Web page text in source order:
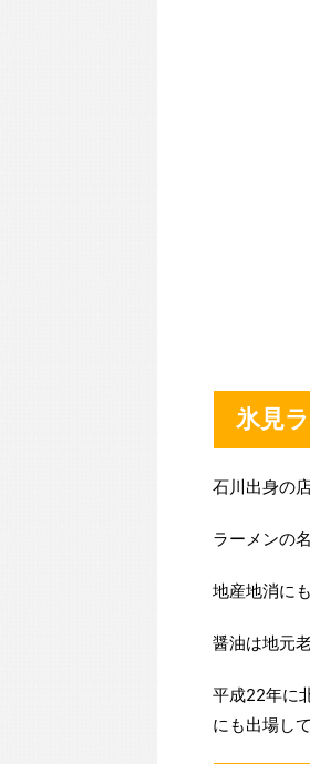
氷見
石川出身の
ラーメンの
地産地消に
醤油は地元
平成22年に
にも出場し